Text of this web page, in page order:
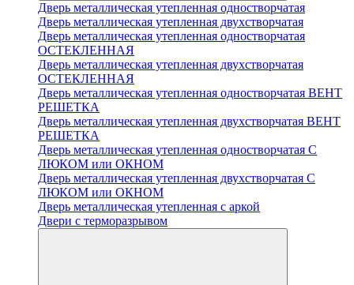
Дверь металлическая утепленная одностворчатая
Дверь металлическая утепленная двухстворчатая
Дверь металлическая утепленная одностворчатая
ОСТЕКЛЕННАЯ
Дверь металлическая утепленная двухстворчатая
ОСТЕКЛЕННАЯ
Дверь металлическая утепленная одностворчатая ВЕНТ
РЕШЕТКА
Дверь металлическая утепленная двухстворчатая ВЕНТ
РЕШЕТКА
Дверь металлическая утепленная одностворчатая С
ЛЮКОМ или ОКНОМ
Дверь металлическая утепленная двухстворчатая С
ЛЮКОМ или ОКНОМ
Дверь металлическая утепленная с аркой
Двери с терморазрывом